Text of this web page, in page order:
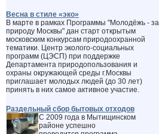
Весна в стиле «эко»
В марте в рамках Программы "Молодёжь - за
природу Москвы" дан старт открытым
московским конкурсам природоохранной
тематики. Центр эколого-социальных
программ (ЦЭСП) при поддержке
Департамента природопользования и
охраны окружающей среды г.Москвы
приглашает молодых людей (до 30 лет)
принять в них самое активное участие.
Раздельный сбор бытовых отходов
С 2009 года в Мытищинском
районе успешно